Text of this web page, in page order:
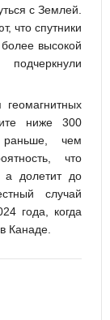
с Землей.
что спутники
высокой
ниже 300
чем
что
а долетит до
случай
года, когда
Канаде.